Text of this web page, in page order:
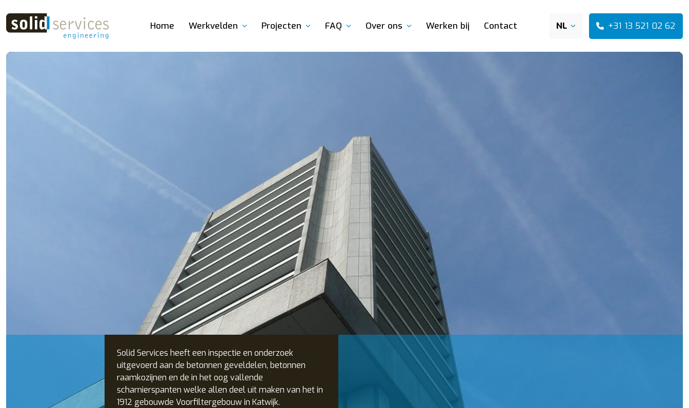
Home Werkvelden Projecten FAQ Over ons Werken bij Contact NL +31 13 521 02 62
Solid Services heeft een inspectie en onderzoek
uitgevoerd aan de betonnen geveldelen, betonnen
raamkozijnen en de in het oog vallende
scharnierspanten welke allen deel uit maken van het in
1912 gebouwde Voorfiltergebouw in Katwijk.